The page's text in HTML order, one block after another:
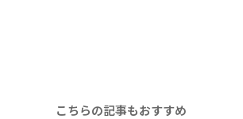
こちらの記事もおすすめ